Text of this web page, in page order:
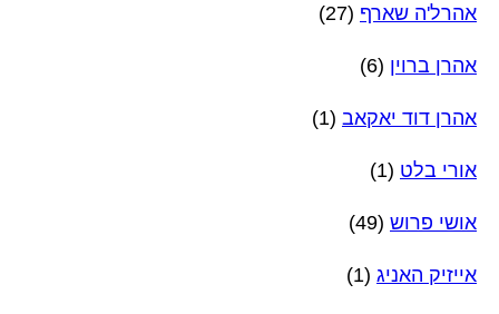
אהרל'ה שארף (27)
אהרן ברוין (6)
אהרן דוד יאקאב (1)
אורי בלט (1)
אושי פרוש (49)
אייזיק האניג (1)